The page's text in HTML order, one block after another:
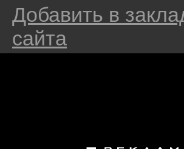
Добавить в
сайта